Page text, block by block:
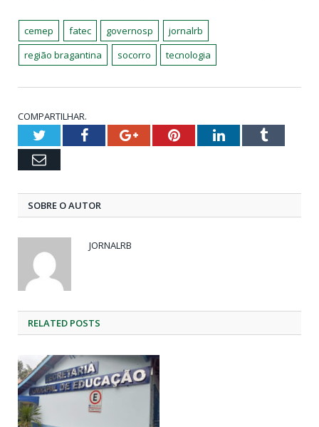
cemep fatec governosp
jornalrb
região bragantina
socorro tecnologia
COMPARTILHAR.
TwitterFacebookGoogle+PinterestLinkedInTumblr
Email
SOBRE O AUTOR
JORNALRB
RELATED POSTS